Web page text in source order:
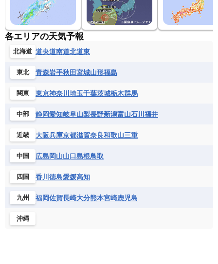
各エリアの天気予報
北海道 道央道南道北道東
東北 青森岩手秋田宮城山形福島
関東 東京神奈川 埼玉千葉茨城栃木群馬
中部 静岡愛知岐阜山梨長野新潟富山石川 福井
近畿 大阪兵庫京都滋賀奈良和歌山三重
中国 広島岡山山口島根鳥取
四国 香川 徳島愛媛高知
九州 福岡佐賀長崎大分熊本宮崎鹿児島
沖縄